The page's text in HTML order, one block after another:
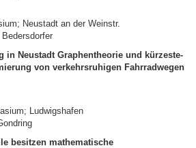
Neustadt an der Weinstr.
in Neustadt Graphentheorie und kürzeste-
von verkehrsruhigen Fahrradwegen
Ludwigshafen
besitzen mathematische